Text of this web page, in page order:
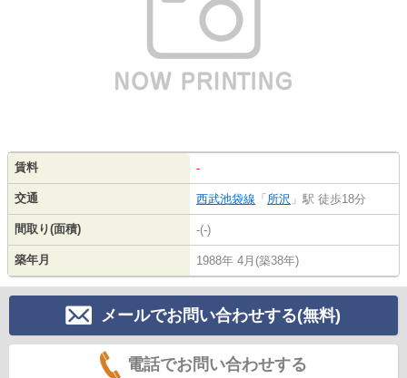
賃料 -
交通 西武池袋線 「 所沢 」駅 徒歩18分
間取り(面積) -(-)
築年月 1988年 4月(築38年)
メールでお問い合わせする(無料)
電話でお問い合わせする